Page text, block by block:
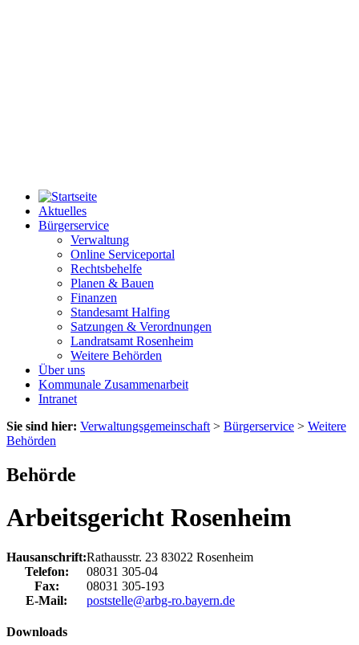
Aktuelles
Bürgerservice
Verwaltung
Online Serviceportal
Rechtsbehelfe
Planen & Bauen
Finanzen
Standesamt Halfing
Satzungen & Verordnungen
Landratsamt Rosenheim
Weitere Behörden
Über uns
Kommunale Zusammenarbeit
Intranet
Sie sind hier: Verwaltungsgemeinschaft > Bürgerservice > Weitere
Behörden
Behörde
Arbeitsgericht Rosenheim
Hausanschrift:Rathausstr. 23 83022 Rosenheim
Telefon:
08031 305-04
Fax:
08031 305-193
E-Mail:
poststelle@arbg-ro.bayern.de
Downloads